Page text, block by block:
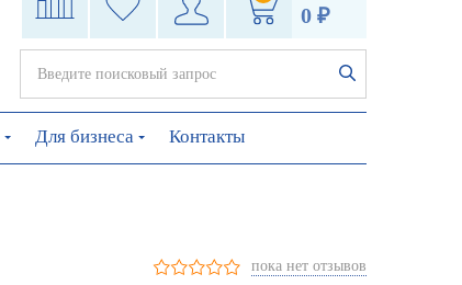
0 ₽
Для бизнеса Контакты
пока нет отзывов